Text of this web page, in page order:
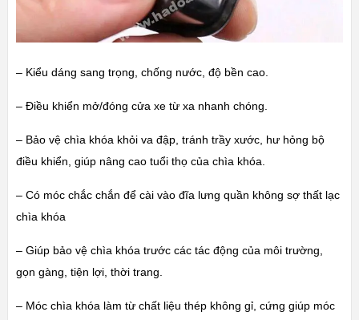
– Kiểu dáng sang trọng, chống nước, độ bền cao.
– Điều khiển mở/đóng cửa xe từ xa nhanh chóng.
– Bảo vệ chìa khóa khỏi va đập, tránh trầy xước, hư hỏng bộ
điều khiển, giúp nâng cao tuổi thọ của chìa khóa.
– Có móc chắc chắn để cài vào đĩa lưng quần không sợ thất lạc
chìa khóa
– Giúp bảo vệ chìa khóa trước các tác động của môi trường,
gọn gàng, tiện lợi, thời trang.
– Móc chìa khóa làm từ chất liệu thép không gỉ, cứng giúp móc